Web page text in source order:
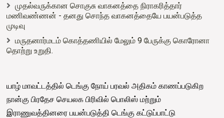
முதல்வருக்கான சொகுசு வாகனத்தை நிராகரித்தார்
மணிவண்ணன் - தனது சொந்த வாகனத்தையே பயன்படுத்த
முடிவு
மருதனார்மடம் கொத்தணியில் மேலும் 9 பேருக்கு கொரோனா
தொற்று உறுதி.
யாழ் மாவட்டத்தில் டெங்கு நோய் பரவல் அதிகம் காணப்படுகிற
நான்கு பிரதேச செயலக பிரிவில் பொலிஸ் மற்றும்
இராணுவத்தினரை பயன்படுத்தி டெங்கு கட்டுப்பாட்டு